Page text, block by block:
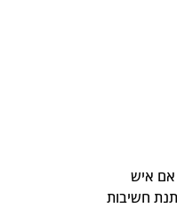
אם איש
ניתנת חשיבות